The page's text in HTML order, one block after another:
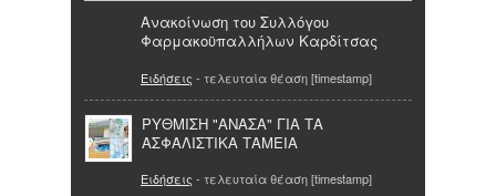
Ανακοίνωση του Συλλόγου
Φαρμακοϋπαλλήλων Καρδίτσας
Ειδήσεις - τελευταία θέαση [timestamp]
ΡΥΘΜΙΣΗ "ΑΝΑΣΑ" ΓΙΑ ΤΑ
ΑΣΦΑΛΙΣΤΙΚΑ ΤΑΜΕΙΑ
Ειδήσεις - τελευταία θέαση [timestamp]